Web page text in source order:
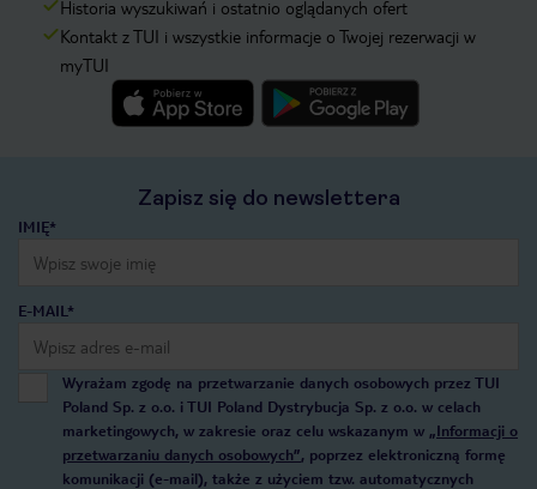
Historia wyszukiwań i ostatnio oglądanych ofert
Kontakt z TUI i wszystkie informacje o Twojej rezerwacji w
myTUI
Zapisz się do newslettera
IMIĘ*
E-MAIL*
Wyrażam zgodę na przetwarzanie danych osobowych przez TUI
Poland Sp. z o.o. i TUI Poland Dystrybucja Sp. z o.o. w celach
marketingowych, w zakresie oraz celu wskazanym w „Informacji o
przetwarzaniu danych osobowych”, poprzez elektroniczną formę
komunikacji (e-mail), także z użyciem tzw. automatycznych